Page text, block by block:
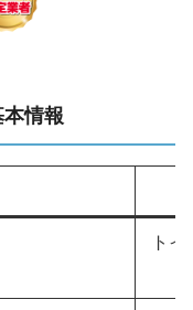
情報
ト